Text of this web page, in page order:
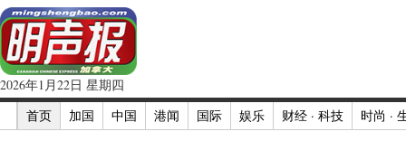
2026年1月22日 星期四
首页
加国 中国 港闻 国际 娱乐 财经 · 科技 时尚 ·